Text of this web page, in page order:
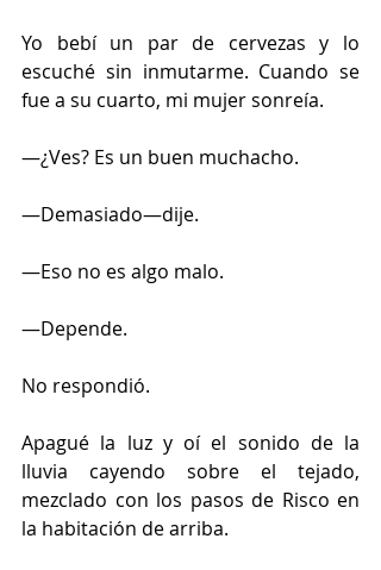
Yo bebí un par de cervezas y lo
escuché sin inmutarme. Cuando se
fue a su cuarto, mi mujer sonreía.
—¿Ves? Es un buen muchacho.
—Demasiado—dije.
—Eso no es algo malo.
—Depende.
No respondió.
Apagué la luz y oí el sonido de la
lluvia cayendo sobre el tejado,
mezclado con los pasos de Risco en
la habitación de arriba.